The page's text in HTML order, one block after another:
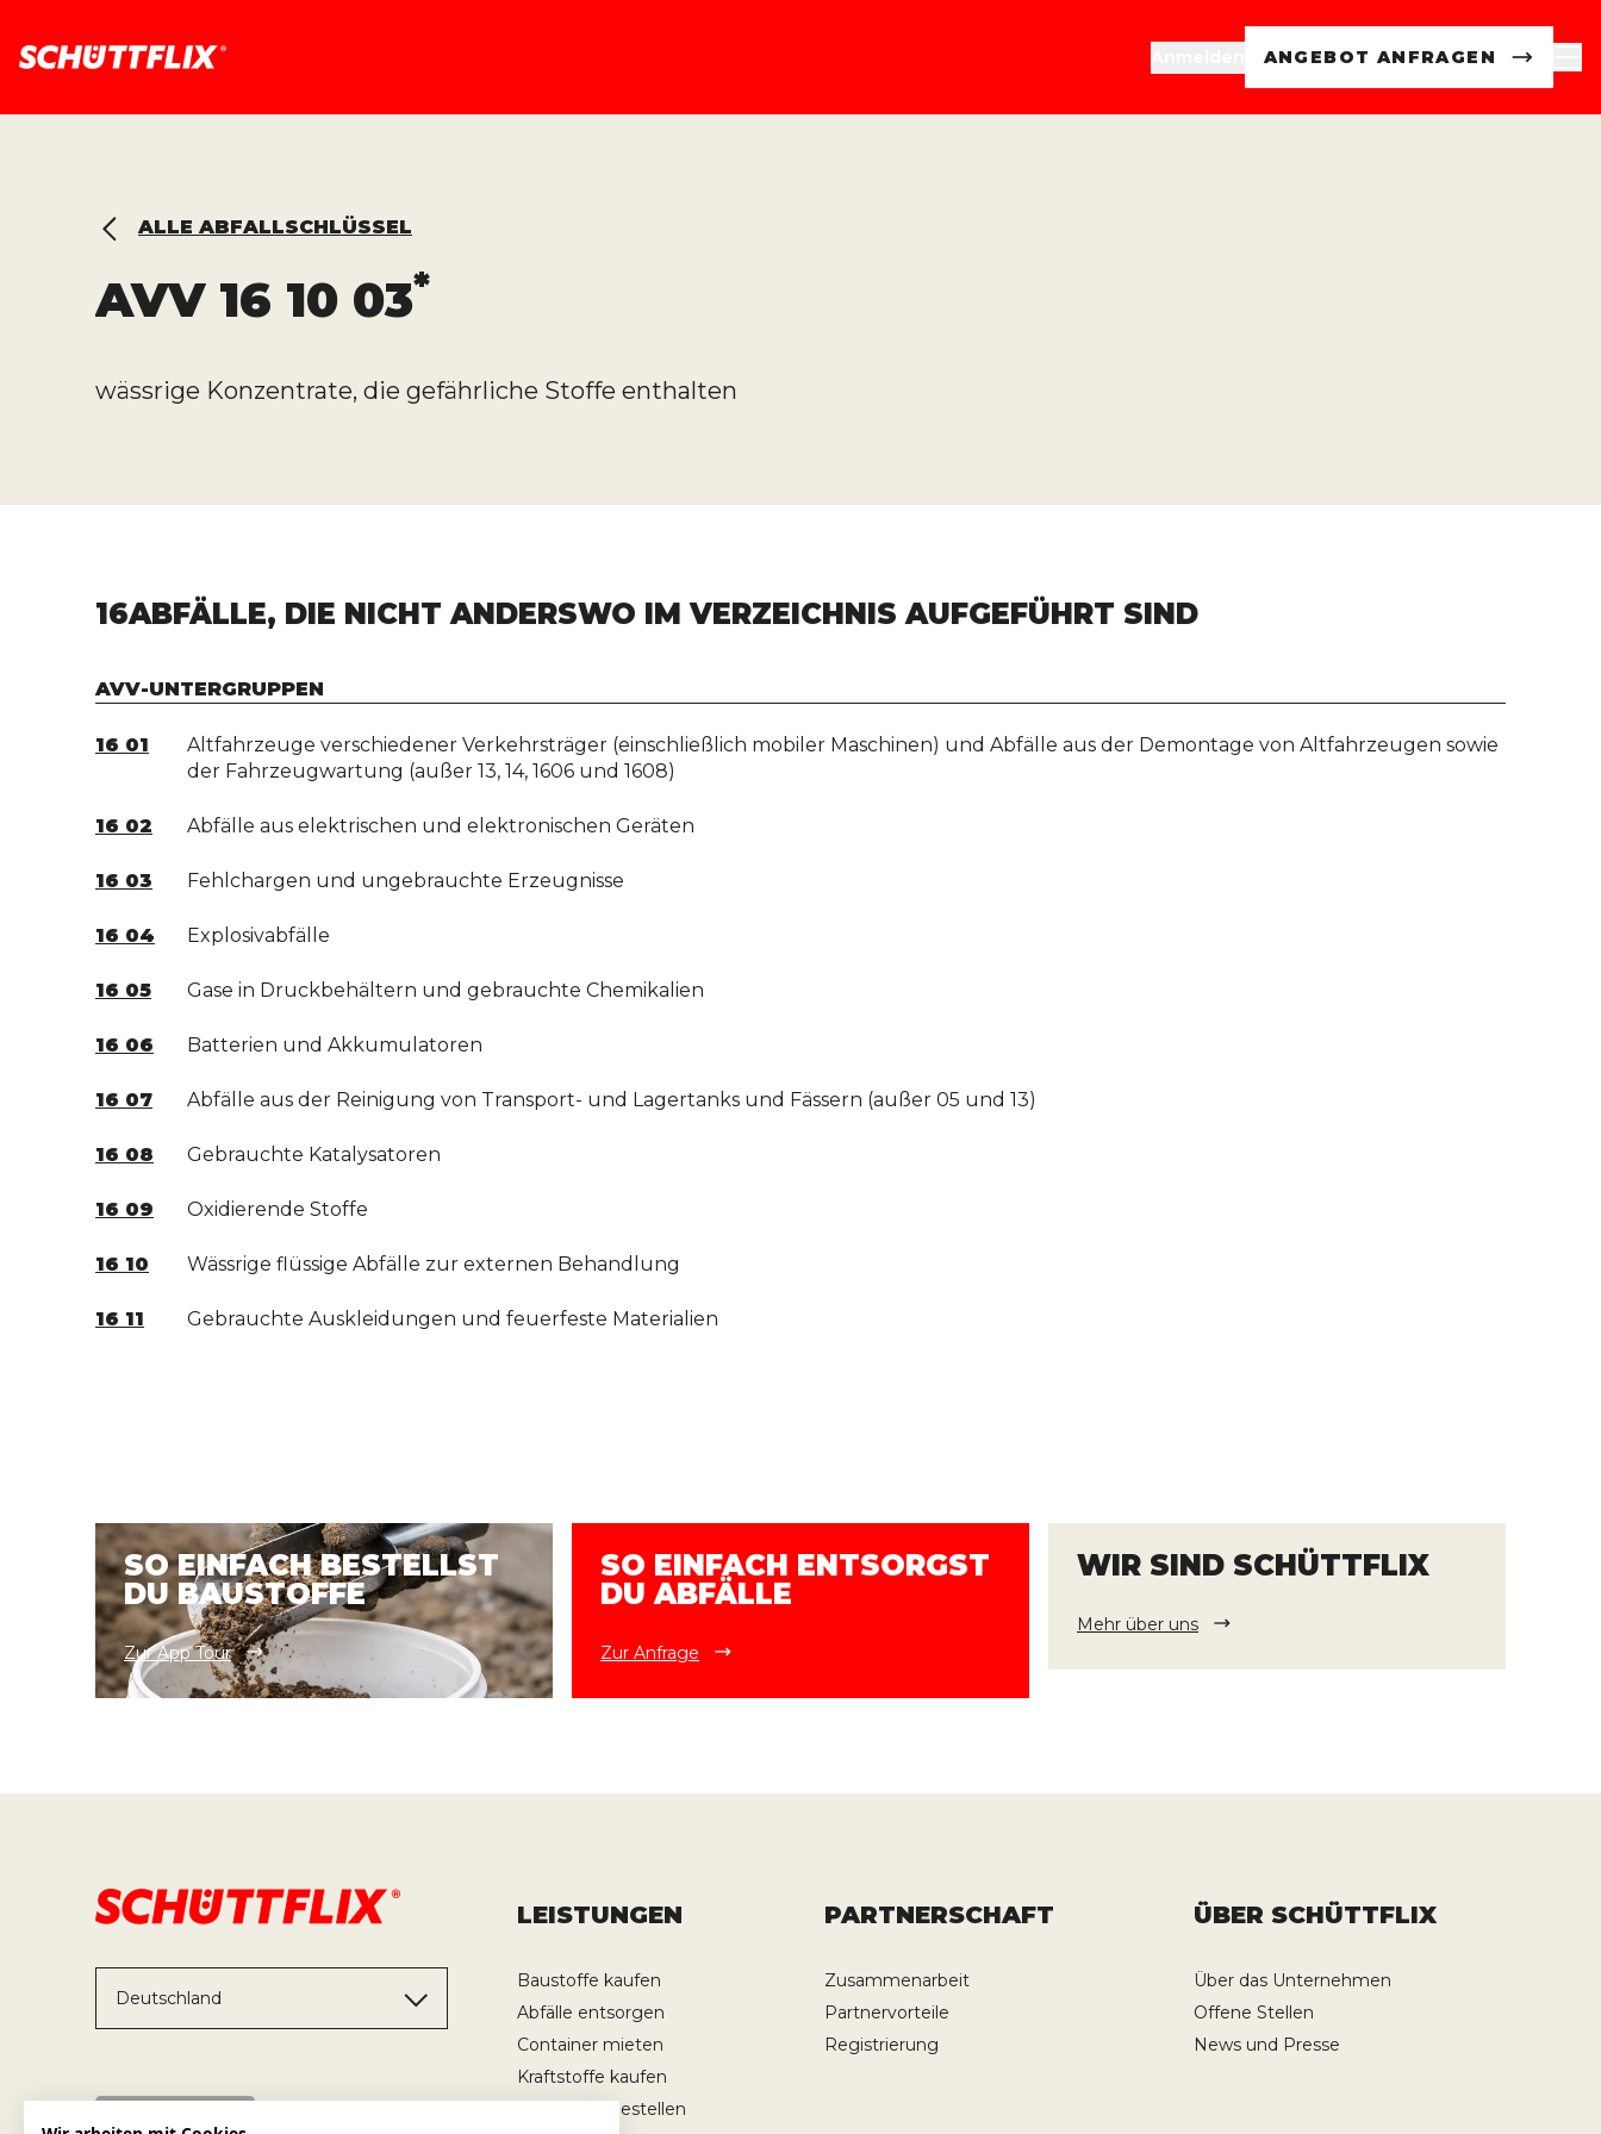
ANGEBOT ANFRAGEN
ALLE ABFALLSCHLÜSSEL
AVV 16 10 03*
wässrige Konzentrate, die gefährliche Stoffe enthalten
16ABFÄLLE, DIE NICHT ANDERSWO IM VERZEICHNIS AUFGEFÜHRT SIND
AVV-UNTERGRUPPEN
16 01
Altfahrzeuge verschiedener Verkehrsträger (einschließlich mobiler Maschinen) und Abfälle aus der Demontage von Altfahrzeugen sowie
der Fahrzeugwartung (außer 13, 14, 1606 und 1608)
16 02 Abfälle aus elektrischen und elektronischen Geräten
16 03 Fehlchargen und ungebrauchte Erzeugnisse
16 04 Explosivabfälle
16 05 Gase in Druckbehältern und gebrauchte Chemikalien
16 06 Batterien und Akkumulatoren
16 07 Abfälle aus der Reinigung von Transport- und Lagertanks und Fässern (außer 05 und 13)
16 08 Gebrauchte Katalysatoren
16 09 Oxidierende Stoffe
16 10 Wässrige flüssige Abfälle zur externen Behandlung
16 11 Gebrauchte Auskleidungen und feuerfeste Materialien
SO EINFACH BESTELLST
DU BAUSTOFFE
Zur App Tour
SO EINFACH ENTSORGST
DU ABFÄLLE
Zur Anfrage
WIR SIND SCHÜTTFLIX
Mehr über uns
Deutschland
LEISTUNGEN
Baustoffe kaufen
Abfälle entsorgen
Container mieten
Kraftstoffe kaufen
Transporte bestellen
PARTNERSCHAFT
Zusammenarbeit
Partnervorteile
Registrierung
ÜBER SCHÜTTFLIX
Über das Unternehmen
Offene Stellen
News und Presse